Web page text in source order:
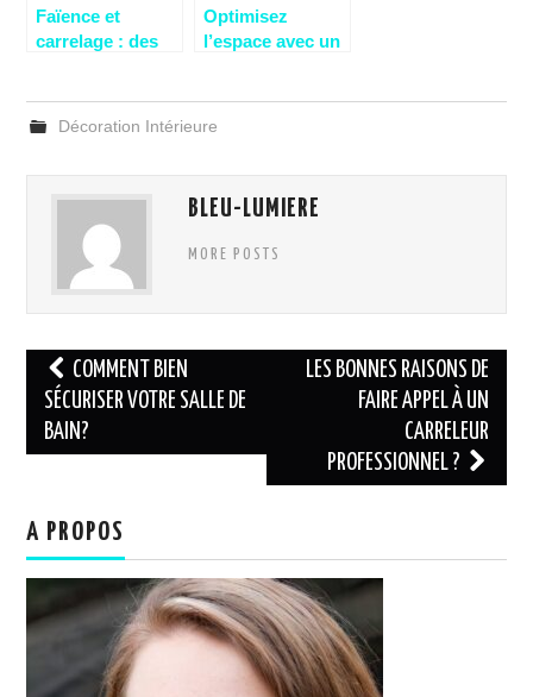
Faïence et
carrelage : des
toilettes
Optimisez
l’espace avec un
Décoration Intérieure
BLEU-LUMIERE
MORE POSTS
Navigation
des
articles
COMMENT BIEN
SÉCURISER VOTRE SALLE DE
BAIN?
LES BONNES RAISONS DE
FAIRE APPEL À UN
CARRELEUR
PROFESSIONNEL ?
A PROPOS